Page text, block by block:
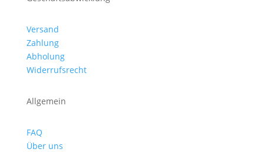
Versand
Zahlung
Abholung
Widerrufsrecht
Allgemein
FAQ
Über uns